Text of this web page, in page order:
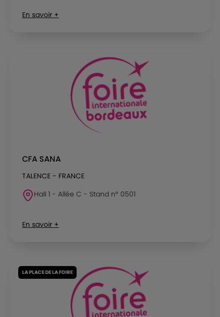
En savoir +
CFA SANA
TALENCE - FRANCE
Hall 1 - Allée C - Stand n° 0501
En savoir +
LA PLACE DE LA FOIRE